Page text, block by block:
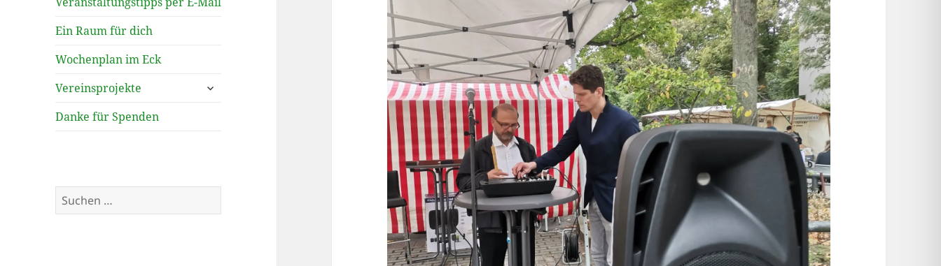
Ein Raum für dich
Wochenplan im Eck
Vereinsprojekte
untermenü
Danke für Spenden
Suchen
nach: